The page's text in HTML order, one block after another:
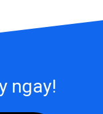
ngay!